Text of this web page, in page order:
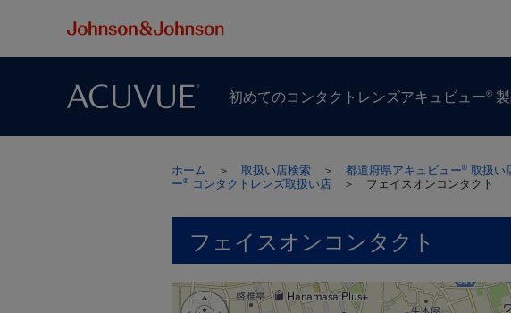
初めての​コンタクトレンズアキュビュー®
ホーム ＞ 取扱い店検索 ＞ 都道府県アキュビュー® 取扱い
ー® コンタクトレンズ取扱い店 ＞ フェイスオンコンタクト
フェイスオンコンタクト